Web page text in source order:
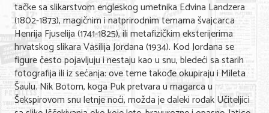
tačke sa slikarstvom engleskog umetnika Edvina Landzera
(1802-1873), magičnim i natprirodnim temama švajcarca
Henrija Fjuselija (1741-1825), ili metafizičkim eksterijerima
hrvatskog slikara Vasilija Jordana (1934). Kod Jordana se
figure često pojavljuju i nestaju kao u snu, bledeći sa starih
fotografija ili iz sećanja: ove teme takođe okupiraju i Mileta
Šaulu. Nik Botom, koga Puk pretvara u magarca u
Šekspirovom snu letnje noći, možda je daleki rođak Učiteljici